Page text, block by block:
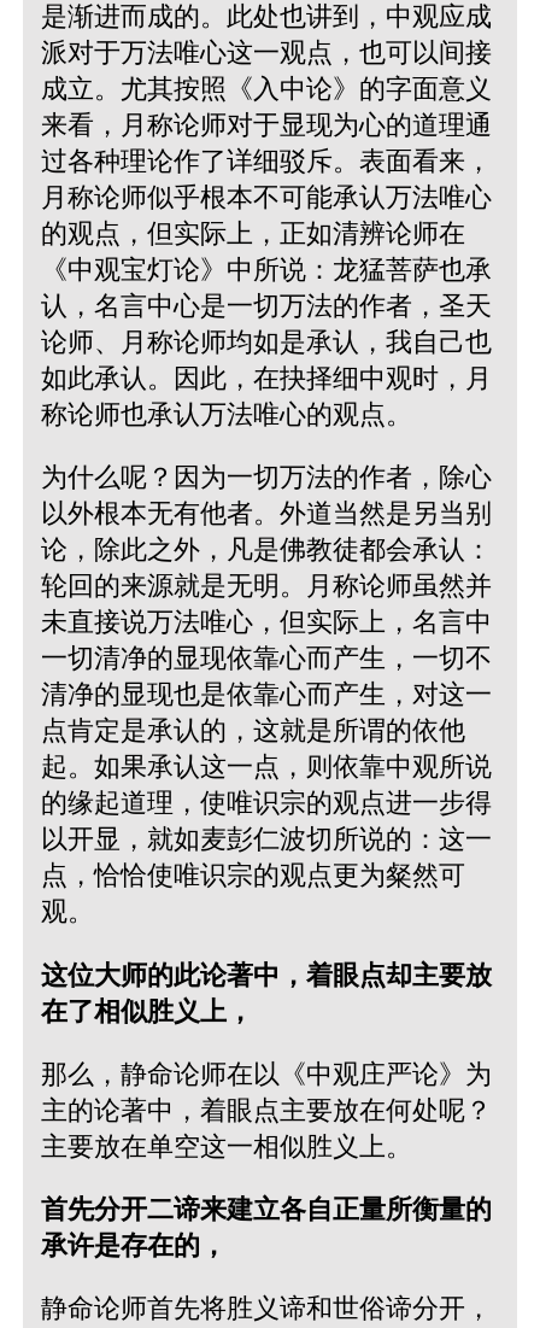
是渐进而成的。此处也讲到，中观应成
派对于万法唯心这一观点，也可以间接
成立。尤其按照《入中论》的字面意义
来看，月称论师对于显现为心的道理通
过各种理论作了详细驳斥。表面看来，
月称论师似乎根本不可能承认万法唯心
的观点，但实际上，正如清辨论师在
《中观宝灯论》中所说：龙猛菩萨也承
认，名言中心是一切万法的作者，圣天
论师、月称论师均如是承认，我自己也
如此承认。因此，在抉择细中观时，月
称论师也承认万法唯心的观点。
为什么呢？因为一切万法的作者，除心
以外根本无有他者。外道当然是另当别
论，除此之外，凡是佛教徒都会承认：
轮回的来源就是无明。月称论师虽然并
未直接说万法唯心，但实际上，名言中
一切清净的显现依靠心而产生，一切不
清净的显现也是依靠心而产生，对这一
点肯定是承认的，这就是所谓的依他
起。如果承认这一点，则依靠中观所说
的缘起道理，使唯识宗的观点进一步得
以开显，就如麦彭仁波切所说的：这一
点，恰恰使唯识宗的观点更为粲然可
观。
这位大师的此论著中，着眼点却主要放
在了相似胜义上，
那么，静命论师在以《中观庄严论》为
主的论著中，着眼点主要放在何处呢？
主要放在单空这一相似胜义上。
首先分开二谛来建立各自正量所衡量的
承许是存在的，
静命论师首先将胜义谛和世俗谛分开，